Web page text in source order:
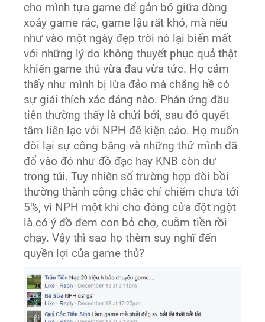
cho mình tựa game để gắn bó giữa dòng
xoáy game rác, game lậu rất khó, mà nếu
như vào một ngày đẹp trời nó lại biến mất
với những lý do không thuyết phục quả thật
khiến game thủ vừa đau vừa tức. Họ cảm
thấy như mình bị lừa đảo mà chẳng hề có
sự giải thích xác đáng nào. Phản ứng đầu
tiên thường thấy là chửi bới, sau đó quyết
tâm liên lạc với NPH để kiện cáo. Họ muốn
đòi lại sự công bằng và những thứ mình đã
đổ vào đó như đồ đạc hay KNB còn dư
trong túi. Tuy nhiên số trường hợp đòi bồi
thường thành công chắc chỉ chiếm chưa tới
5%, vì NPH một khi cho đóng cửa đột ngột
là có ý đồ đem con bỏ chợ, cuỗm tiền rồi
chạy. Vậy thì sao họ thèm suy nghĩ đến
quyền lợi của game thủ?